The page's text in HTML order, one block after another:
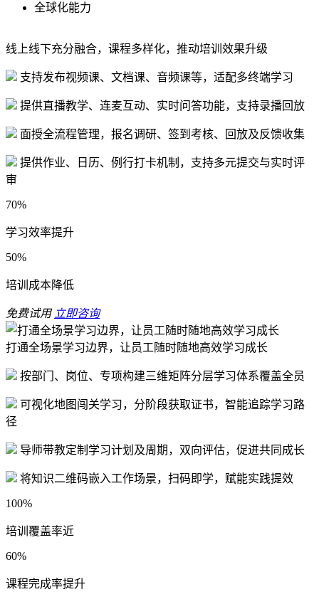
全球化能力
线上线下充分融合，课程多样化，推动培训效果升级
支持发布视频课、文档课、音频课等，适配多终端学习
提供直播教学、连麦互动、实时问答功能，支持录播回放
面授全流程管理，报名调研、签到考核、回放及反馈收集
提供作业、日历、例行打卡机制，支持多元提交与实时评
审
70%
学习效率提升
50%
培训成本降低
免费试用 立即咨询
打通全场景学习边界，让员工随时随地高效学习成长
按部门、岗位、专项构建三维矩阵分层学习体系覆盖全员
可视化地图闯关学习，分阶段获取证书，智能追踪学习路
径
导师带教定制学习计划及周期，双向评估，促进共同成长
将知识二维码嵌入工作场景，扫码即学，赋能实践提效
100%
培训覆盖率近
60%
课程完成率提升